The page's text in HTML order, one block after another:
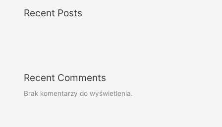
Recent Posts
Recent Comments
Brak komentarzy do wyświetlenia.